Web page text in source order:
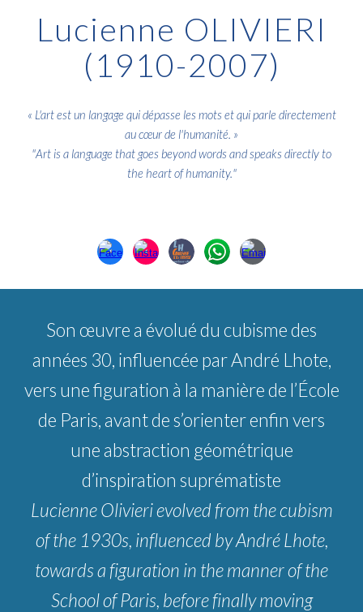
Lucienne OLIVIERI
(1910-2007)
« L'art est un langage qui dépasse les mots et qui parle directement
au cœur de l'humanité. »
"Art is a language that goes beyond words and speaks directly to
the heart of humanity."
Son œuvre a évolué du cubisme des
années 30, influencée par André Lhote,
vers une figuration à la manière de l’École
de Paris, avant de s’orienter enfin vers
une abstraction géométrique
d’inspiration suprématiste
Lucienne Olivieri evolved from the cubism
of the 1930s, influenced by André Lhote,
towards a figuration in the manner of the
School of Paris, before finally moving